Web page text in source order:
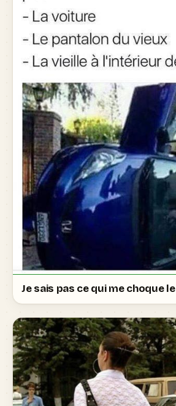
Je sais pas ce qui me choque